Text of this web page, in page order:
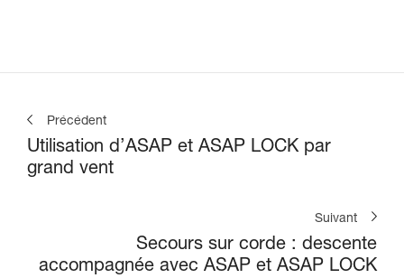
Précédent
Utilisation d’ASAP et ASAP LOCK par
grand vent
Suivant
Secours sur corde : descente
accompagnée avec ASAP et ASAP LOCK